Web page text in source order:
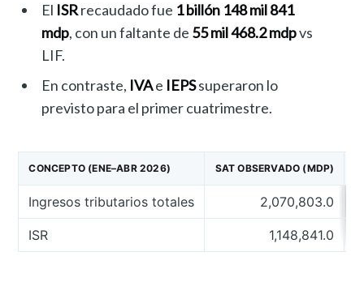
El ISRrecaudado fue 1 billón 148 mil 841
mdp, con un faltante de 55 mil 468.2 mdpvs
LIF.
En contraste, IVAe IEPSsuperaron lo
previsto para el primer cuatrimestre.
CONCEPTO (ENE–ABR 2026) SAT OBSERVADO (MDP)
Ingresos tributarios totales 2,070,803.0
ISR 1,148,841.0